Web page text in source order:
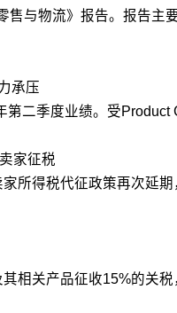
与物流》报告。报告
承压
二季度业绩。受
家征税
所得税代征政策再次延
相关产品征收15%的关